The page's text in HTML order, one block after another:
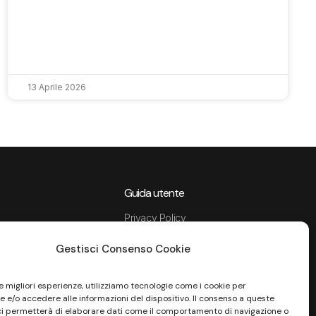
Gestisci Consenso Cookie
migliori esperienze, utilizziamo tecnologie come i cookie per
e/o accedere alle informazioni del dispositivo. Il consenso a queste
permetterà di elaborare dati come il comportamento di navigazione o
13 Aprile 2026
Guida utente
Privacy Policy
Termini e condizioni di servizio
Informativa Privacy Recruiting
Cookie Policy